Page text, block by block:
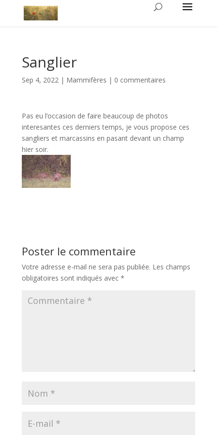
Sanglier
Sep 4, 2022| Mammifères | 0 commentaires
Pas eu l’occasion de faire beaucoup de photos
interesantes ces derniers temps, je vous propose ces
sangliers et marcassins en pasant devant un champ
hier soir.
Poster le commentaire
Votre adresse e-mail ne sera pas publiée. Les champs
obligatoires sont indiqués avec *